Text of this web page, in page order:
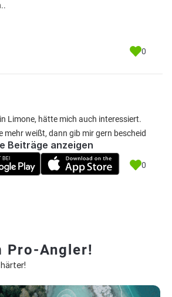
0
Limone, hätte mich auch interessiert.
mehr weißt, dann gib mir gern bescheid
0
Beiträge anzeigen
Pro-Angler!